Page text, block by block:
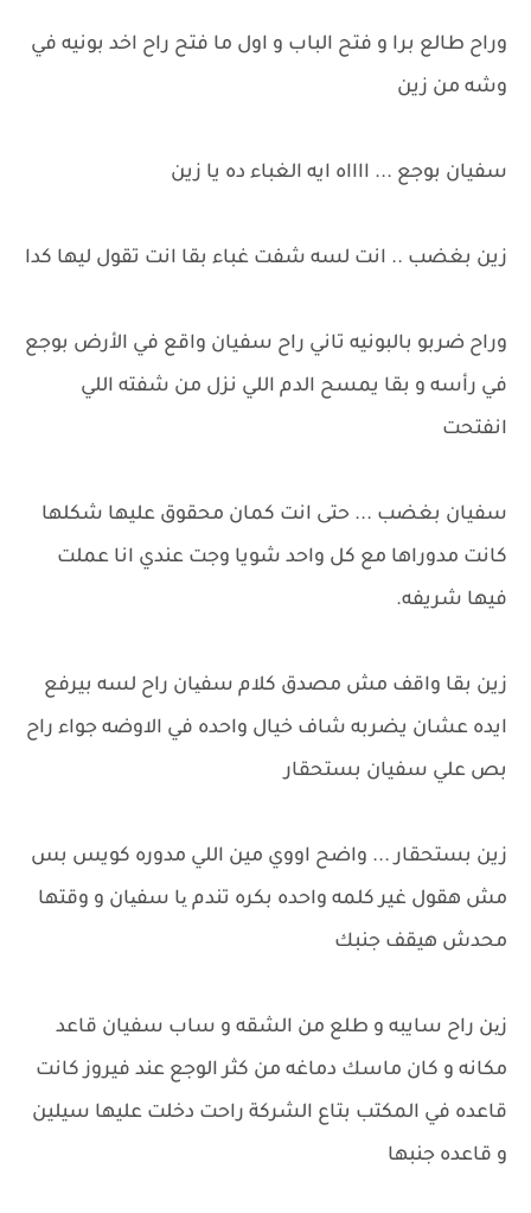
وراح طالع برا و فتح الباب و اول ما فتح راح اخد بونيه في
وشه من زين
سفيان بوجع ... ااااه ايه الغباء ده يا زين
زين بغضب .. انت لسه شفت غباء بقا انت تقول ليها كدا
وراح ضربو بالبونيه تاني راح سفيان واقع في الأرض بوجع
في رأسه و بقا يمسح الدم اللي نزل من شفته اللي
انفتحت
سفيان بغضب ... حتى انت كمان محقوق عليها شكلها
كانت مدوراها مع كل واحد شويا وجت عندي انا عملت
فيها شريفه.
زين بقا واقف مش مصدق كلام سفیان راح لسه بيرفع
ايده عشان يضربه شاف خيال واحده في الاوضه جواء راح
بص علي سفيان بستحقار
زين بستحقار ... واضح اووي مين اللي مدوره كويس بس
مش هقول غير كلمه واحده بكره تندم یا سفیان و وقتها
محدش هيقف جنبك
زین راح سايبه و طلع من الشقه و ساب سفيان قاعد
مكانه و كان ماسك دماغه من كثر الوجع عند فيروز كانت
قاعده في المكتب بتاع الشركة راحت دخلت عليها سيلين
و قاعده جنبها